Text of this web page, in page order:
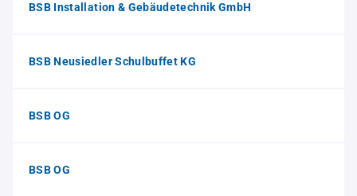
BSB Installation & Gebäudetechnik GmbH
BSB Neusiedler Schulbuffet KG
BSB OG
BSB OG